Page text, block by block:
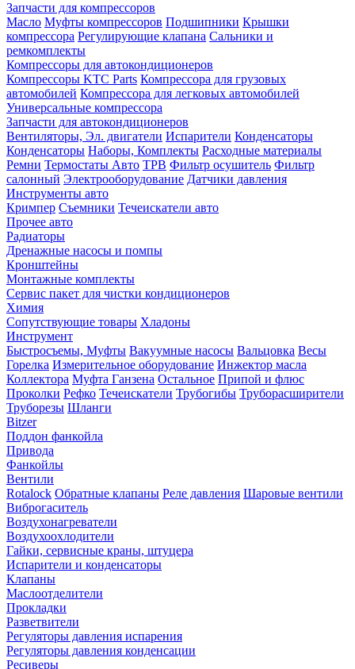
Запчасти для компрессоров
Масло Муфты компрессоров Подшипники Крышки
компрессора Регулирующие клапана Сальники и
ремкомплекты
Компрессоры для автокондиционеров
Компрессоры KTC Parts Компрессора для грузовых
автомобилей Компрессора для легковых автомобилей
Универсальные компрессора
Запчасти для автокондиционеров
Вентиляторы, Эл. двигатели Испарители Конденсаторы
Конденсаторы Наборы, Комплекты Расходные материалы
Ремни Термостаты Авто ТРВ Фильтр осушитель Фильтр
салонный Электрооборудование Датчики давления
Инструменты авто
Кримпер Съемники Течеискатели авто
Прочее авто
Радиаторы
Дренажные насосы и помпы
Кронштейны
Монтажные комплекты
Сервис пакет для чистки кондиционеров
Химия
Сопутствующие товары Хладоны
Инструмент
Быстросъемы, Муфты Вакуумные насосы Вальцовка Весы
Горелка Измерительное оборудование Инжектор масла
Коллектора Муфта Ганзена Остальное Припой и флюс
Проколки Рефко Течеискатели Трубогибы Труборасширители
Труборезы Шланги
Bitzer
Поддон фанкойла
Привода
Фанкойлы
Вентили
Rotalock Обратные клапаны Реле давления Шаровые вентили
Виброгаситель
Воздухонагреватели
Воздухоохлодители
Гайки, сервисные краны, штуцера
Испарители и конденсаторы
Клапаны
Маслоотделители
Прокладки
Разветвители
Регуляторы давления испарения
Регуляторы давления конденсации
Ресиверы